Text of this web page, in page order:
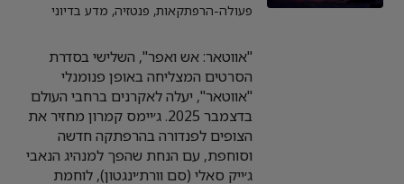
פעולה-הרפתקאות, פנטזיה, מדע בדיוני
"אווטאר: אש ואפר", השלישי בסדרת
הסרטים המצליחה באופן פנומנלי
"אווטאר", יעלה לאקרנים ברחבי העולם
בדצמבר 2025. ג׳יימס קמרון מחזיר את
הצופים לפנדורה בהרפתקה חדשה
וסוחפת, עם הנחת שהפך למנהיג הנאבי
ג׳ייק סאלי (סם וורת׳ינגטון), לוחמת